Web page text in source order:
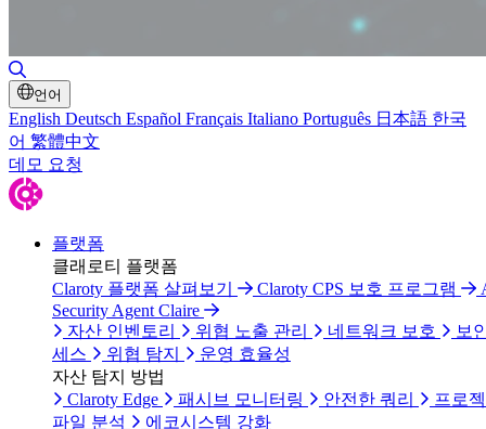
언어
English Deutsch Español Français Italiano Português 日本語 한국
어 繁體中文
데모 요청
플랫폼
클래로티 플랫폼
Claroty 플랫폼 살펴보기
Claroty CPS 보호 프로그램
Security Agent Claire
자산 인벤토리
위협 노출 관리 네트워크 보호
보
세스
위협 탐지
운영 효율성
자산 탐지 방법
Claroty Edge
패시브 모니터링 안전한 쿼리
프로
파일 분석
에코시스템 강화